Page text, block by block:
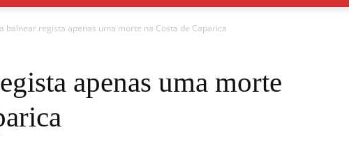
balnear regista apenas uma morte na Costa de Caparica
apenas uma morte